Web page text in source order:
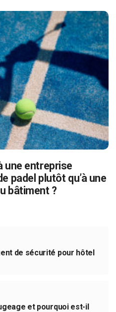
une entreprise
padel plutôt qu’à une
bâtiment ?
de sécurité pour hôtel
et pourquoi est-il